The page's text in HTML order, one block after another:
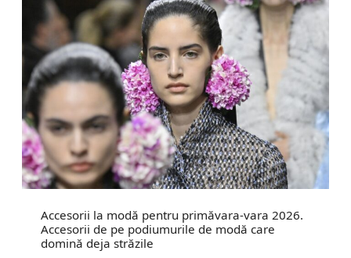
Accesorii la modă pentru primăvara-vara 2026.
Accesorii de pe podiumurile de modă care
domină deja străzile